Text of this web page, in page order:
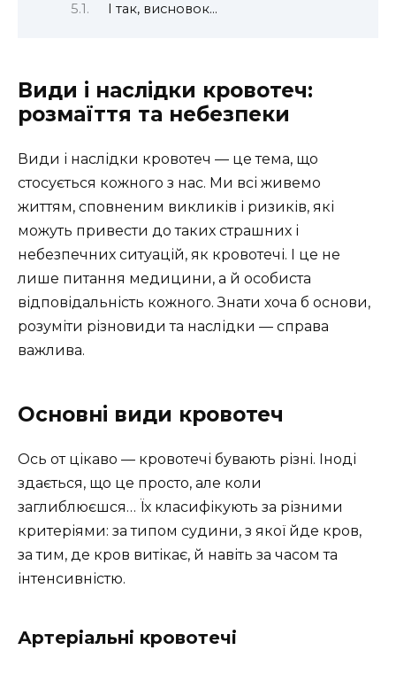
І так, висновок…
Види і наслідки кровотеч:
розмаїття та небезпеки
Види і наслідки кровотеч — це тема, що
стосується кожного з нас. Ми всі живемо
життям, сповненим викликів і ризиків, які
можуть привести до таких страшних і
небезпечних ситуацій, як кровотечі. І це не
лише питання медицини, а й особиста
відповідальність кожного. Знати хоча б основи,
розуміти різновиди та наслідки — справа
важлива.
Основні види кровотеч
Ось от цікаво — кровотечі бувають різні. Іноді
здається, що це просто, але коли
заглиблюєшся… Їх класифікують за різними
критеріями: за типом судини, з якої йде кров,
за тим, де кров витікає, й навіть за часом та
інтенсивністю.
Артеріальні кровотечі